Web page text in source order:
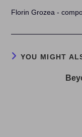
Florin Grozea -
YOU MIGHT